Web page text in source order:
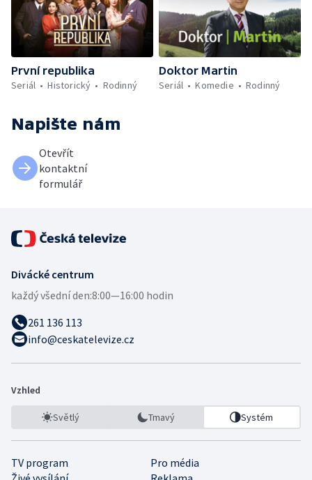
První republika
Seriál
Historický Rodinný
Doktor Martin
Seriál
Komedie Rodinný
Napište nám
Otevřít
kontaktní
formulář
Divácké centrum
každý všední den:8:00—16:00 hodin
261 136 113
info@ceskatelevize.cz
Vzhled
Světlý Tmavý Systém
TV program
Pro média